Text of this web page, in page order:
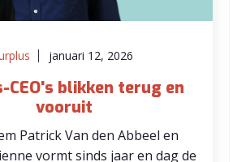
januari 12, 2026
CEO's blikken terug en
vooruit
Patrick Van den Abbeel en
vormt sinds jaar en dag de